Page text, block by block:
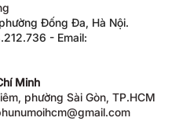
Đống Đa, Hà Nội.
- Email:
Minh
phường Sài Gòn, TP.HCM